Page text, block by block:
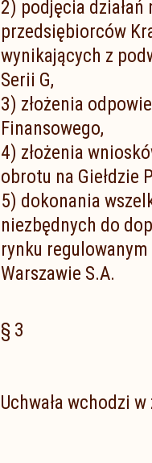
2) podjęcia
przedsiębiorców
wynikających z
Serii G,
3) złożenia
Finansowego,
4) złożenia
obrotu na Giełdzie
5) dokonania
niezbędnych do
rynku
Warszawie S.A.
§ 3
Uchwała wchodzi